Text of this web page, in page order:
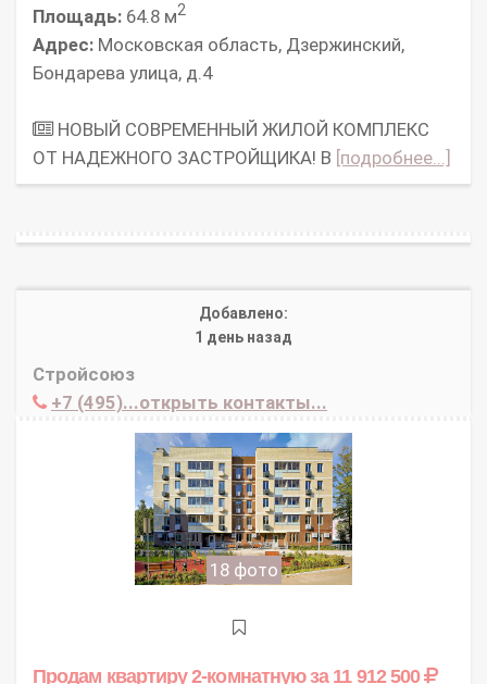
Площадь: 64.8 м2
Адрес: Московская область, Дзержинский,
Бондарева улица, д.4
НОВЫЙ СОВРЕМЕННЫЙ ЖИЛОЙ КОМПЛЕКС
ОТ НАДЕЖНОГО ЗАСТРОЙЩИКА! В [подробнее...]
Добавлено:
1 день назад
Стройсоюз
+7 (495)...открыть контакты...
18 фото
Продам квартиру 2-комнатнуюза 11 912 500